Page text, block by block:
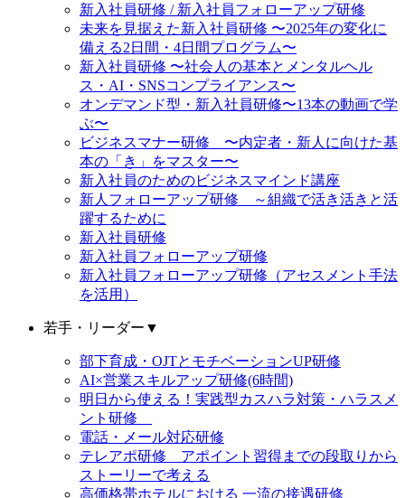
新入社員研修 / 新入社員フォローアップ研修
未来を見据えた新入社員研修 〜2025年の変化に
備える2日間・4日間プログラム〜
新入社員研修 〜社会人の基本とメンタルヘル
ス・AI・SNSコンプライアンス〜
オンデマンド型・新入社員研修〜13本の動画で学
ぶ〜
ビジネスマナー研修 〜内定者・新人に向けた基
本の「き」をマスター〜
新入社員のためのビジネスマインド講座
新人フォローアップ研修 ～組織で活き活きと活
躍するために
新入社員研修
新入社員フォローアップ研修
新入社員フォローアップ研修（アセスメント手法
を活用）
若手・リーダー ▼
部下育成・OJTとモチベーションUP研修
AI×営業スキルアップ研修(6時間)
明日から使える！実践型カスハラ対策・ハラスメ
ント研修
電話・メール対応研修
テレアポ研修 アポイント習得までの段取りから
ストーリーで考える
高価格帯ホテルにおける 一流の接遇研修